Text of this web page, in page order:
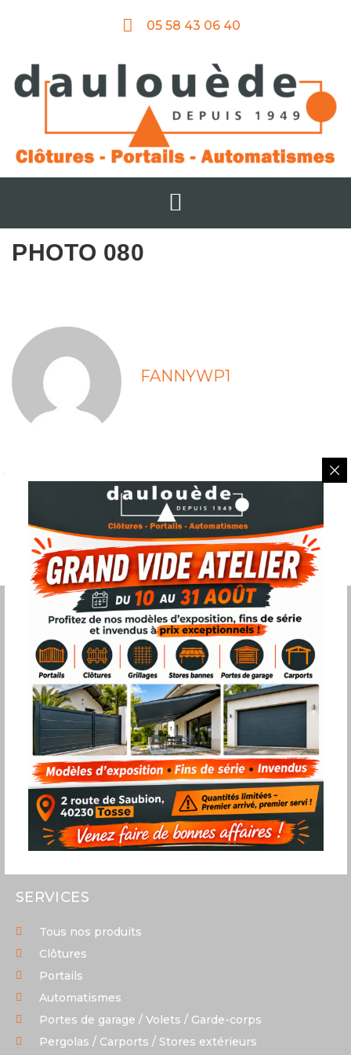
05 58 43 06 40
PHOTO 080
FANNYWP1
Garde-corps
05 58 43 06 40
2 route de Saubion
40230 Tosse
Du lundi au vendredi
9h00-12h00 | 13h30-17h00
SERVICES
Tous nos produits
Clôtures
Portails
Automatismes
Portes de garage / Volets / Garde-corps
Pergolas / Carports / Stores extérieurs